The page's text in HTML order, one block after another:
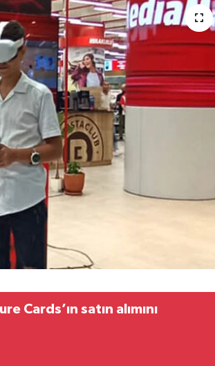
Cards’ın satın alımını